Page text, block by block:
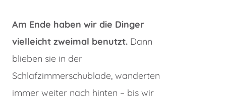
Am Ende haben wir die Dinger
vielleicht zweimal benutzt. Dann
blieben sie in der
Schlafzimmerschublade, wanderten
immer weiter nach hinten – bis wir